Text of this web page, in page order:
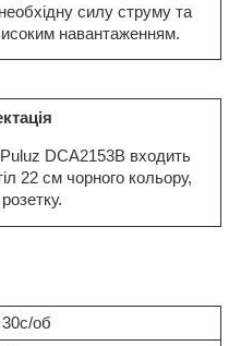
силу струму та
навантаженням.
DCA2153B входить
22 см чорного кольору,
30с/об